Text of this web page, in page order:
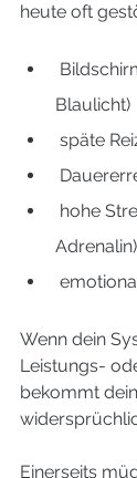
heute oft
Blaulicht)
späte
Adrenalin)
Wenn dein
Leistungs-
bekommt
Einerseits